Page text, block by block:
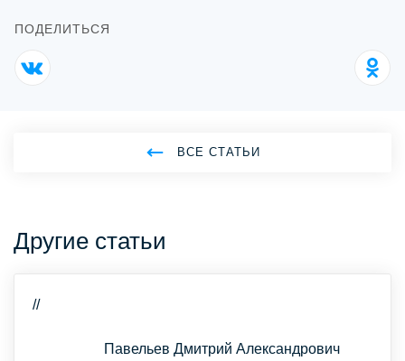
ВСЕ СТАТЬИ
ПОДЕЛИТЬСЯ
Другие статьи
//
Павельев Дмитрий Александрович